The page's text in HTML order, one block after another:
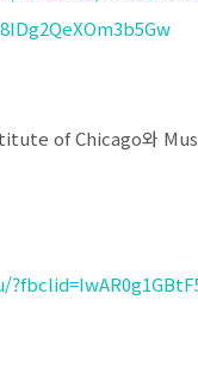
of Chicago와